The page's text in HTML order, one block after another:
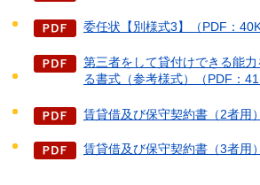
委任状【別様式3】（PDF：
第三者をして貸付けできる能
る書式（参考様式）（PDF：
賃貸借及び保守契約書（2者用
賃貸借及び保守契約書（3者用